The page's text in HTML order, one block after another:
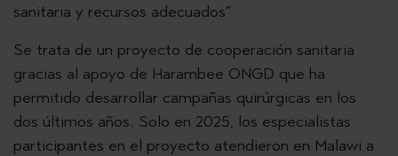
sanitaria y recursos adecuados”.
Se trata de un proyecto de cooperación sanitaria
gracias al apoyo de Harambee ONGD que ha
permitido desarrollar campañas quirúrgicas en los
dos últimos años. Solo en 2025, los especialistas
participantes en el proyecto atendieron en Malawi a